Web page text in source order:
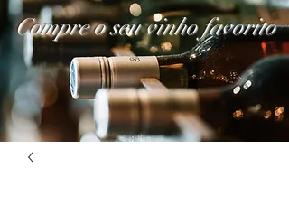
Compre o seu vinho favorito